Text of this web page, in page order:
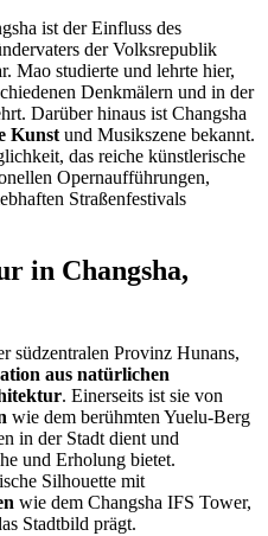
ist der Einfluss des
der Volksrepublik
Mao studierte und lehrte hier,
Denkmälern und in der
Darüber hinaus ist Changsha
Kunst und Musikszene bekannt.
das reiche künstlerische
Opernaufführungen,
Straßenfestivals
in Changsha,
südzentralen Provinz Hunans,
aus natürlichen
. Einerseits ist sie von
wie dem berühmten Yuelu-Berg
in der Stadt dient und
und Erholung bietet.
Silhouette mit
wie dem Changsha IFS Tower,
Stadtbild prägt.